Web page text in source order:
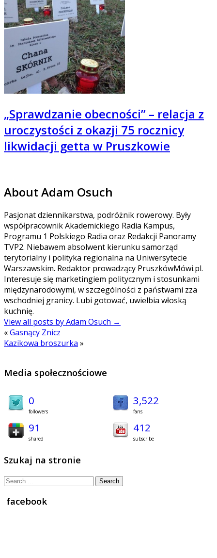
„Sprawdzanie obecności” – relacja z
uroczystości z okazji 75 rocznicy
likwidacji getta w Pruszkowie
About Adam Osuch
Pasjonat dziennikarstwa, podróżnik rowerowy. Były
współpracownik Akademickiego Radia Kampus,
Programu 1 Polskiego Radia oraz Redakcji Panoramy
TVP2. Niebawem absolwent kierunku samorząd
terytorialny i polityka regionalna na Uniwersytecie
Warszawskim. Redaktor prowadzący PruszkówMówi.pl.
Interesuje się marketingiem politycznym i stosunkami
międzynarodowymi, w szczególności z państwami zza
wschodniej granicy. Lubi gotować, uwielbia włoską
kuchnię.
View all posts by Adam Osuch →
«Gasnący Znicz
Kazikowa broszurka »
Media społecznościowe
0
followers
3,522
fans
91
shared
412
subscribe
Szukaj na stronie
Search
facebook